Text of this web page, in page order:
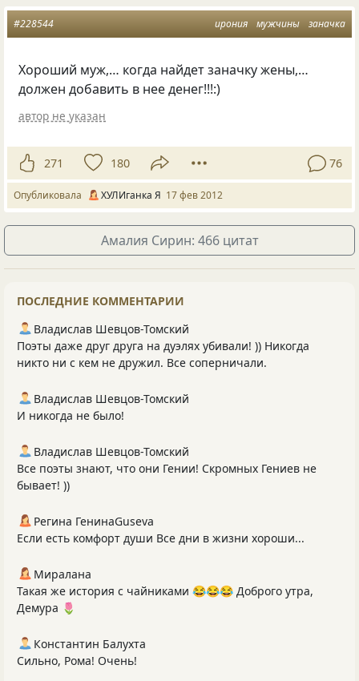
ирония мужчины заначка
#228544
Хороший муж,… когда найдет заначку жены,…
должен добавить в нее денег!!!:)
автор не указан
271 180 76
Опубликовала ХУЛИганка Я 17 фев 2012
Амалия Сирин: 466 цитат
ПОСЛЕДНИЕ КОММЕНТАРИИ
Владислав Шевцов-Томский
Поэты даже друг друга на дуэлях убивали! )) Никогда
никто ни с кем не дружил. Все соперничали.
Владислав Шевцов-Томский
И никогда не было!
Владислав Шевцов-Томский
Все поэты знают, что они Гении! Скромных Гениев не
бывает! ))
Регина ГенинаGuseva
Если есть комфорт души Все дни в жизни хороши...
Миралана
Такая же история с чайниками 😂😂😂 Доброго утра,
Демура 🌷
Константин Балухта
Сильно, Рома! Очень!